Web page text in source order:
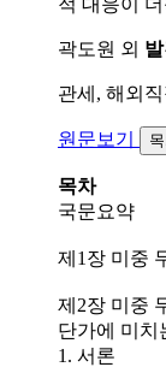
적 대응이
곽도원 외
관세, 해외
원문보기
목차
국문요약
제1장 미중
제2장 미중
단가에 미치
1. 서론